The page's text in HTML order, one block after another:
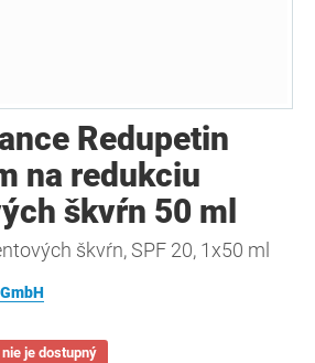
Redupetin
na redukciu
škvŕn 50 ml
škvŕn, SPF 20, 1x50 ml
je dostupný